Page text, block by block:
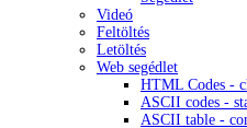
Videó
Feltöltés
Letöltés
Web segédlet
HTML Codes -
ASCII codes -
ASCII table -